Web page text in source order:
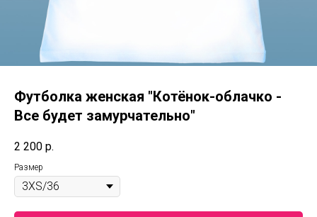
Футболка женская "Котёнок-облачко -
Все будет замурчательно"
2 200 р.
Размер